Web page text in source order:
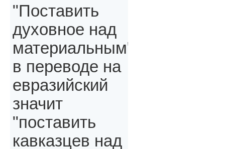
"Поставить
духовное над
материальным"
в переводе на
евразийский
значит
"поставить
кавказцев над